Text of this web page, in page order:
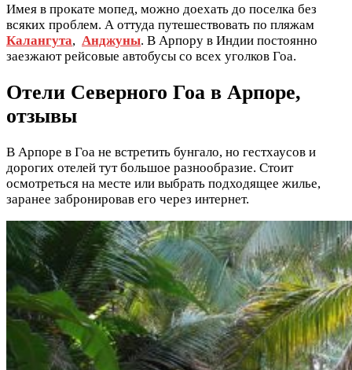
Имея в прокате мопед, можно доехать до поселка без
всяких проблем. А оттуда путешествовать по пляжам
Калангута, Анджуны. В Арпору в Индии постоянно
заезжают рейсовые автобусы со всех уголков Гоа.
Отели Северного Гоа в Арпоре,
отзывы
В Арпоре в Гоа не встретить бунгало, но гестхаусов и
дорогих отелей тут большое разнообразие. Стоит
осмотреться на месте или выбрать подходящее жилье,
заранее забронировав его через интернет.